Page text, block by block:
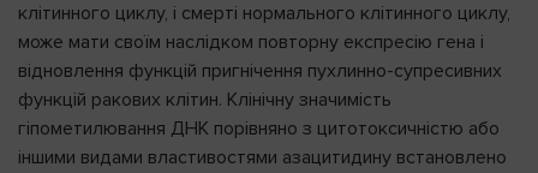
клітинного циклу, і смерті нормального клітинного циклу,
може мати своїм наслідком повторну експресію гена і
відновлення функцій пригнічення пухлинно-супресивних
функцій ракових клітин. Клінічну значимість
гіпометилювання ДНК порівняно з цитотоксичністю або
іншими видами властивостями азацитидину встановлено